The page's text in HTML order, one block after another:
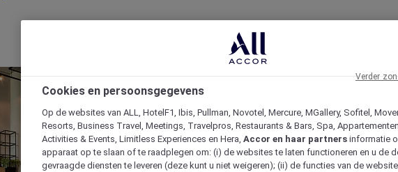
Cookies en persoonsgegevens
Op de websites van ALL, HotelF1, Ibis, Pullman, Novotel, Mercure, MGallery, Sofitel,
Resorts, Business Travel, Meetings, Travelpros, Restaurants & Bars, Spa,
Activities & Events, Limitless Experiences en Hera, Accor en haar partners informatie
apparaat op te slaan of te raadplegen om: (i) de websites te laten functioneren en u de
gevraagde diensten te leveren (deze kunt u niet weigeren); (ii) de functies van de
Verder